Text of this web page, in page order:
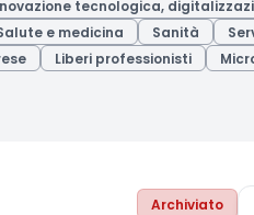
tecnologica,
e medicina Sanità
Liberi professionisti
Archiviato